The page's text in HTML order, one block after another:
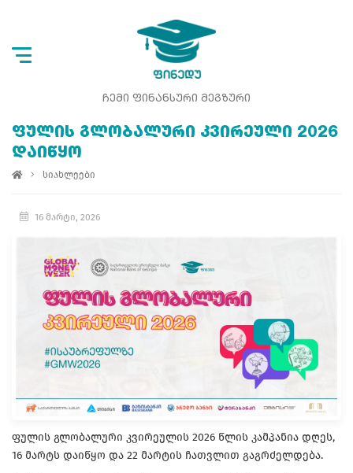
ᲩᲔᲛᲘ ᲤᲘᲜᲐᲜᲡᲣᲠᲘ ᲛᲔᲒᲖᲣᲠᲘ
ᲤᲣᲚᲘᲡ ᲒᲚᲝᲑᲐᲚᲣᲠᲘ ᲙᲕᲘᲠᲔᲣᲚᲘ 2026
ᲓᲐᲘᲬᲧᲝ
სიახლეები
16 მარტი, 2026
ფულის გლობალური კვირეულის 2026 წლის კამპანია დღეს,
16 მარტს დაიწყო და 22 მარტის ჩათვლით გაგრძელდება.